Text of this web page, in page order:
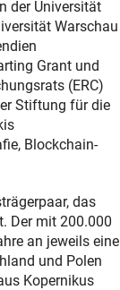
der Universität
Warschau
Grant und
(ERC)
Stiftung für die
Blockchain-
das
Der mit 200.000
an jeweils eine
und Polen
Kopernikus